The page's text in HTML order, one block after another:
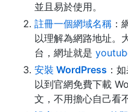
並且易於使用。
註冊一個網域名稱 ：
以理解為網路地址。
台，網址就是
安裝 WordPress ：
以到官網免費下載
文，不用擔心自己看